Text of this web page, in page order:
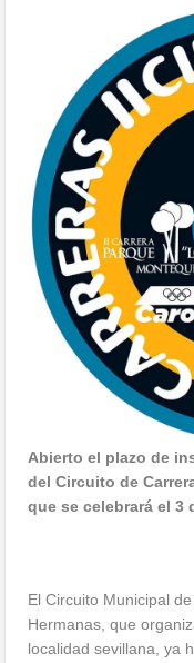
Abierto el plazo de
del Circuito de
que se celebrará el 3
El Circuito Municipal
Hermanas, que
localidad sevillana, ya